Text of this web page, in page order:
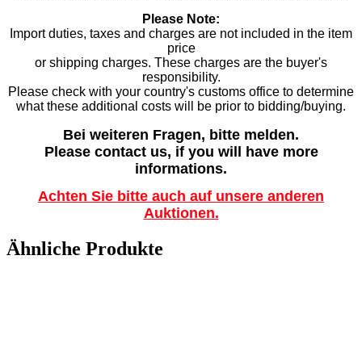
Please Note:
Import duties, taxes and charges are not included in the item
price
or shipping charges. These charges are the buyer's
responsibility.
Please check with your country's customs office to determine
what these additional costs will be prior to bidding/buying.
Bei weiteren Fragen, bitte melden.
Please contact us, if you will have more
informations.
Achten Sie bitte auch auf unsere anderen
Auktionen.
Ähnliche Produkte